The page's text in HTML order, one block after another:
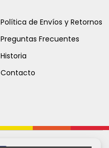
Política de Envíos y Retornos
Preguntas Frecuentes
Historia
Contacto